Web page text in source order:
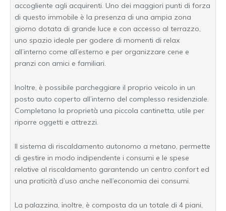
accogliente agli acquirenti. Uno dei maggiori punti di forza
di questo immobile è la presenza di una ampia zona
giorno dotata di grande luce e con accesso al terrazzo,
uno spazio ideale per godere di momenti di relax
all’interno come all’esterno e per organizzare cene e
pranzi con amici e familiari.
Inoltre, è possibile parcheggiare il proprio veicolo in un
posto auto coperto all’interno del complesso residenziale.
Completano la proprietà una piccola cantinetta, utile per
riporre oggetti e attrezzi.
Il sistema di riscaldamento autonomo a metano, permette
di gestire in modo indipendente i consumi e le spese
relative al riscaldamento garantendo un centro confort ed
una praticità d’uso anche nell’economia dei consumi.
La palazzina, inoltre, è composta da un totale di 4 piani,